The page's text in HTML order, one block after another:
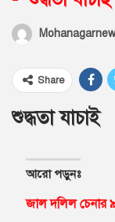
Share
শুদ্ধতা যাচাই
আরো পড়ুনঃ
জাল দলিল চেনার